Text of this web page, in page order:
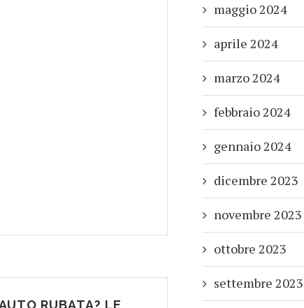
AUTO RUBATA? LE
maggio 2024
aprile 2024
marzo 2024
febbraio 2024
gennaio 2024
dicembre 2023
novembre 2023
ottobre 2023
settembre 2023